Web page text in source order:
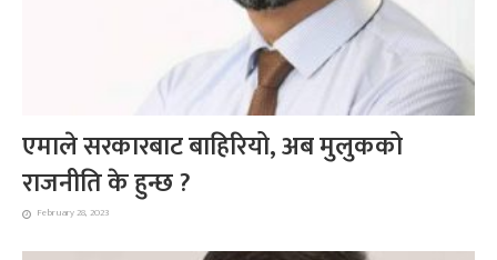
एमाले सरकारबाट बाहिरियो, अब मुलुकको
राजनीति के हुन्छ ?
February 28, 2023